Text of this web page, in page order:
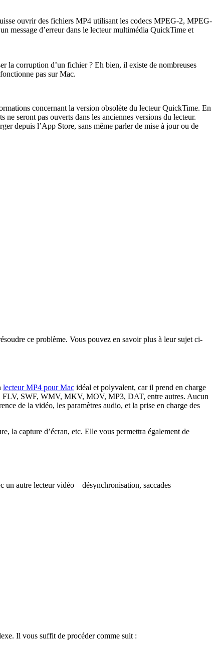
ouvrir des fichiers MP4 utilisant les codecs MPEG-2, MPEG-
message d’erreur dans le lecteur multimédia QuickTime et
la corruption d’un fichier ? Eh bien, il existe de nombreuses
pas sur Mac.
concernant la version obsolète du lecteur QuickTime. En
seront pas ouverts dans les anciennes versions du lecteur.
depuis l’App Store, sans même parler de mise à jour ou de
ce problème. Vous pouvez en savoir plus à leur sujet ci-
lecteur MP4 pour Mac idéal et polyvalent, car il prend en charge
FLV, SWF, WMV, MKV, MOV, MP3, DAT, entre autres. Aucun
de la vidéo, les paramètres audio, et la prise en charge des
la capture d’écran, etc. Elle vous permettra également de
un autre lecteur vidéo – désynchronisation, saccades –
Il vous suffit de procéder comme suit :